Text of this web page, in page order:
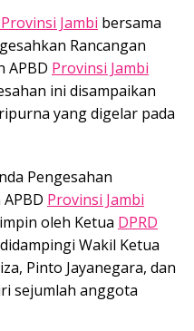
Jambi bersama
Rancangan
APBD Provinsi Jambi
ini disampaikan
yang digelar pada
Pengesahan
Provinsi Jambi
oleh Ketua DPRD
Wakil Ketua
Pinto Jayanegara, dan
sejumlah anggota